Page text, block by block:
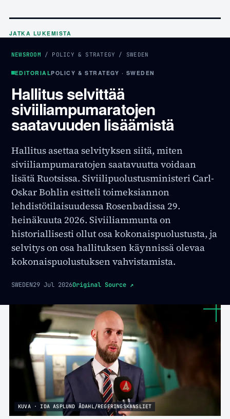
JATKA LUKEMISTA
NEWSROOM / POLICY & STRATEGY / SWEDEN
EDITORIALPOLICY & STRATEGY · SWEDEN
Hallitus selvittää
siviiliampumaratojen
saatavuuden lisäämistä
Hallitus asettaa selvityksen siitä, miten
siviiliampumaratojen saatavuutta voidaan
lisätä Ruotsissa. Siviilipuolustusministeri Carl-
Oskar Bohlin esitteli toimeksiannon
lehdistötilaisuudessa Rosenbadissa 29.
heinäkuuta 2026. Siviiliammunta on
historiallisesti ollut osa kokonaispuolustusta, ja
selvitys on osa hallituksen käynnissä olevaa
kokonaispuolustuksen vahvistamista.
SWEDEN29 Jul 2026Original Source ↗
KUVA · IDA ASPLUND ÅDAHL/REGERINGSKANSLIET